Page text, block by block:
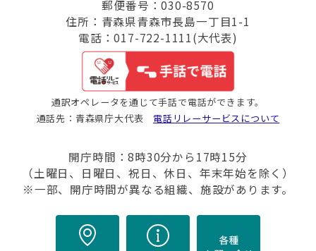
郵便番号：030-8570
住所：青森県青森市長島一丁目1-1
電話：017-722-1111(大代表)
通訳オペレータを通じて手話で電話ができます。
通話先：青森県庁大代表 電話リレーサービスについて
開庁時間：8時30分から17時15分
（土曜日、日曜日、祝日、休日、年末年始を除く）
※一部、開庁時間が異なる組織、施設があります。